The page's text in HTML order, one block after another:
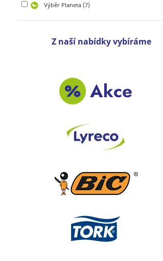
Výběr Planeta (7)
Z naší nabídky vybíráme